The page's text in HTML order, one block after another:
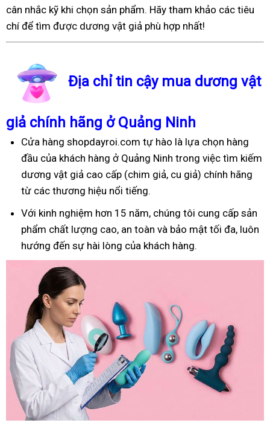
cân nhắc kỹ khi chọn sản phẩm. Hãy tham khảo các tiêu
chí để tìm được dương vật giả phù hợp nhất!
Địa chỉ tin cậy mua dương vật
giả chính hãng ở Quảng Ninh
Cửa hàng shopdayroi.com tự hào là lựa chọn hàng
đầu của khách hàng ở Quảng Ninh trong việc tìm kiếm
dương vật giả cao cấp (chim giả, cu giả) chính hãng
từ các thương hiệu nổi tiếng.
Với kinh nghiệm hơn 15 năm, chúng tôi cung cấp sản
phẩm chất lượng cao, an toàn và bảo mật tối đa, luôn
hướng đến sự hài lòng của khách hàng.